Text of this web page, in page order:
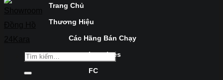
Trang Chủ
Thương Hiệu
Các Hãng Bán Chạy
Longines
FC